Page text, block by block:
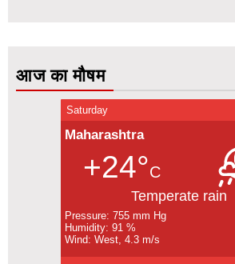
आज का मौषम
Saturday
Maharashtra
+24°C
Temperate rain
Pressure: 755 mm Hg
Humidity: 91 %
Wind: West, 4.3 m/s